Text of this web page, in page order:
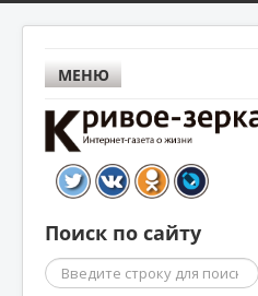
МЕНЮ
Поиск по сайту
Поиск